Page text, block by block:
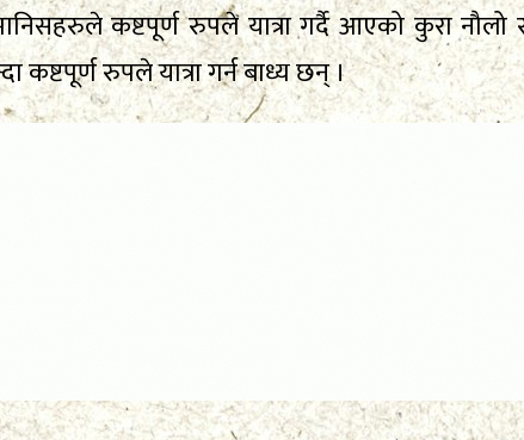
कष्टपूर्ण रुपले यात्रा गर्दै आएको कुरा
कष्टपूर्ण रुपले यात्रा गर्न बाध्य छन् ।